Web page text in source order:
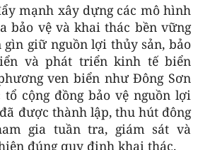
mạnh xây dựng các mô hình
bảo vệ và khai thác bền vững
gìn giữ nguồn lợi thủy sản, bảo
và phát triển kinh tế biển
ven biển như Đông Sơn
tổ cộng đồng bảo vệ nguồn lợi
được thành lập, thu hút đông
gia tuần tra, giám sát và
đúng quy định khai thác.